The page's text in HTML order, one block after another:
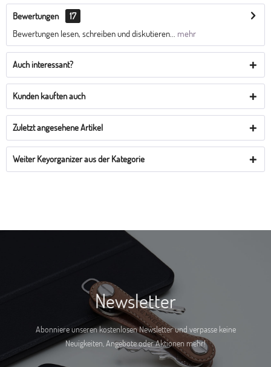
Bewertungen
17
Bewertungen lesen, schreiben und diskutieren...
mehr
Auch interessant?
Kunden kauften auch
Zuletzt angesehene Artikel
Weiter Keyorganizer aus der Kategorie
Newsletter
Abonniere unseren kostenlosen Newsletter und verpasse keine
Neuigkeiten, Angebote oder Aktionen mehr!